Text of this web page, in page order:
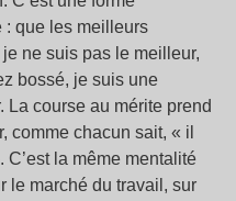
: que les meilleurs
ne suis pas le meilleur,
bossé, je suis une
La course au mérite prend
comme chacun sait, « il
C’est la même mentalité
le marché du travail, sur